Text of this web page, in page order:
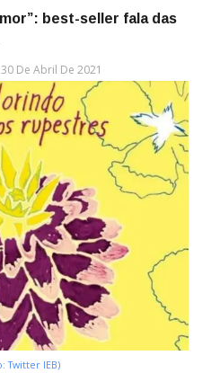
best-seller fala das
30 De Abril De 2021
Twitter IEB)